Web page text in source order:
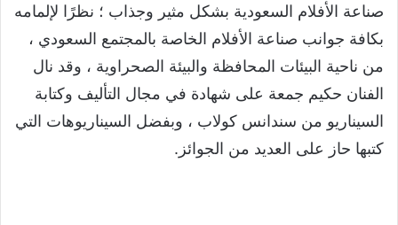
صناعة الأفلام السعودية بشكل مثير وجذاب ؛ نظرًا لإلمامه
بكافة جوانب صناعة الأفلام الخاصة بالمجتمع السعودي ،
من ناحية البيئات المحافظة والبيئة الصحراوية ، وقد نال
الفنان حكيم جمعة على شهادة في مجال التأليف وكتابة
السيناريو من سندانس كولاب ، وبفضل السيناريوهات التي
كتبها حاز على العديد من الجوائز.